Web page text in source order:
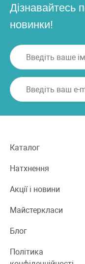
Дізнавайтесь
новинки!
Каталог
Натхнення
Акції і новини
Майстеркласи
Блог
Політика